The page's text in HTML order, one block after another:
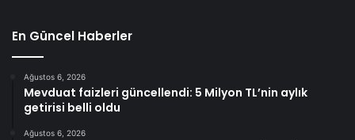
En Güncel Haberler
Ağustos 6, 2026
Mevduat faizleri güncellendi: 5 Milyon TL’nin aylık
getirisi belli oldu
Ağustos 6, 2026